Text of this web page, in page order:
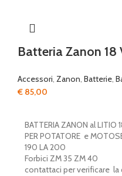
Batteria Zanon 18
Accessori, Zanon, Batterie,
€ 85,00
BATTERIA ZANON al
PER POTATORE e
190 LA 200
Forbici ZM 35 ZM 40
contattaci per verificare